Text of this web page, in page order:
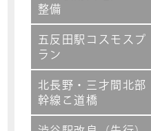
整備
五反田駅コスモスプ
ラン
北長野・三才間北部
幹線こ道橋